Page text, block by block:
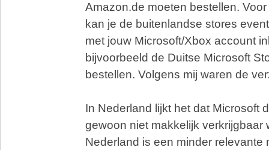
Amazon.de moeten bestellen.
kan je de buitenlandse stores
met jouw Microsoft/Xbox account
bijvoorbeeld de Duitse Microsoft
bestellen. Volgens mij waren de
In Nederland lijkt het dat Microsoft
gewoon niet makkelijk verkrijgbaar
Nederland is een minder relevante